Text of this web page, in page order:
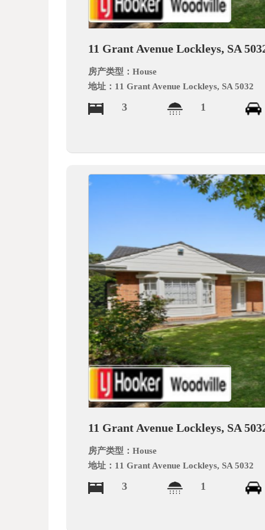
11 Grant Avenue Lockleys, SA
房产类型：House
地址： 11 Grant Avenue Lockleys, SA 5032
3 1
11 Grant Avenue Lockleys, SA
房产类型：House
地址： 11 Grant Avenue Lockleys, SA 5032
3 1